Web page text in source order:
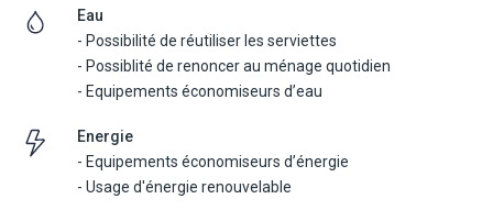
SAFARI LANZAROTE
Tour guidé en véhicules de max 8 pers à Lanzarote. Emerveillez
vous devant les paysages les plus sauvages et volcaniques de l'ile.
Excursion disponible les mardis et les jeudis
Tarifs : 105€/adultes et 85€/enfants (0-11 ans)
Eau
- Possibilité de réutiliser les serviettes
- Possiblité de renoncer au ménage quotidien
- Equipements économiseurs d’eau
Energie
- Equipements économiseurs d’énergie
- Usage d'énergie renouvelable